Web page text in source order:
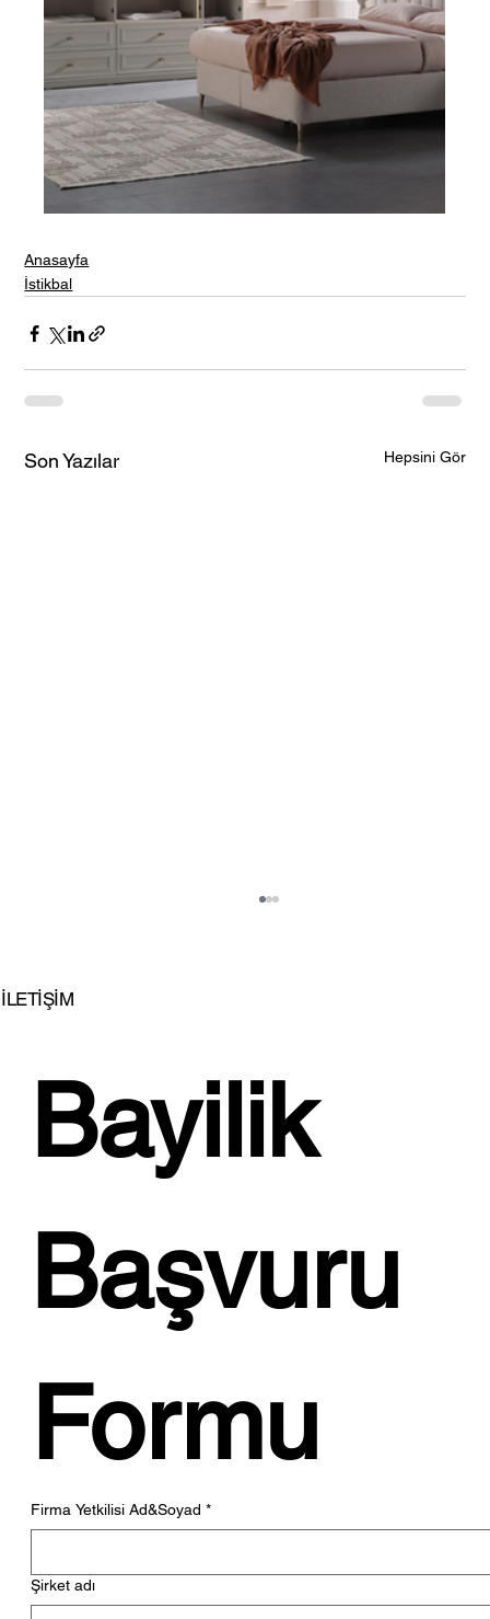
Anasayfa
İstikbal
Son Yazılar Hepsini Gör
İSTİKBAL'DEN EVLENENLERE BÜYÜK
İLETİŞİM
Bayilik
Başvuru
Formu
Firma Yetkilisi Ad&Soyad *
Şirket adı